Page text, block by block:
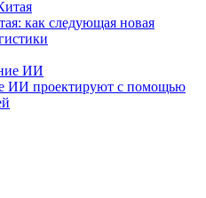
как следующая новая
ИИ проектируют с помощью